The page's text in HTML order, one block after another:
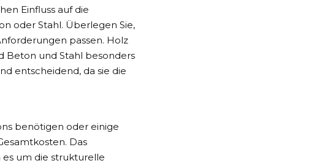
Einfluss auf die
oder Stahl. Überlegen Sie,
passen. Holz
Beton und Stahl besonders
entscheidend, da sie die
benötigen oder einige
Das
um die strukturelle